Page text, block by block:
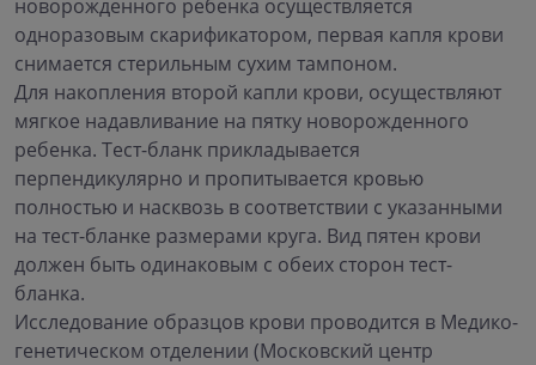
новорожденного ребенка осуществляется
одноразовым скарификатором, первая капля крови
снимается стерильным сухим тампоном.
Для накопления второй капли крови, осуществляют
мягкое надавливание на пятку новорожденного
ребенка. Тест-бланк прикладывается
перпендикулярно и пропитывается кровью
полностью и насквозь в соответствии с указанными
на тест-бланке размерами круга. Вид пятен крови
должен быть одинаковым с обеих сторон тест-
бланка.
Исследование образцов крови проводится в Медико-
генетическом отделении (Московский центр